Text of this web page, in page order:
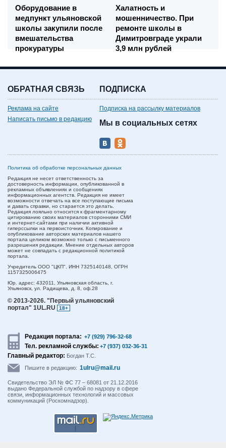
Оборудование в
медпункт ульяновской
школы закупили после
вмешательства
прокуратуры
Халатность и
мошенничество. При
ремонте школы в
Димитровграде украли
3,9 млн рублей
ОБРАТНАЯ СВЯЗЬ
Реклама на сайте
Написать письмо в редакцию
ПОДПИСКА
Подписка на рассылку материалов
Мы в социальных сетях
Политика об обработке персональных данных
Редакция не несет ответственность за
достоверность информации, опубликованной в
рекламных объявлениях и сообщениях
информационных агентств. Редакция не имеет
возможности отвечать на все поступающие письма
и давать справки, но старается это делать.
Редакция лояльно относится к фрагментарному
цитированию своих материалов сторонними СМИ
и интернет-сайтами при наличии активной
гиперссылки на первоисточник. Копирование и
опубликование авторских материалов нашего
портала целиком возможно только с письменного
разрешения редакции. Мнение отдельных авторов
может не совпадать с редакционной политикой
портала.
Учредитель ООО "ЦКП". ИНН 7325140148, ОГРН
1157325006475
Юр. адрес: 432011, Ульяновская область, г.
Ульяновск, ул. Радищева, д. 8, оф.28
© 2013-2026. "Первый ульяновский
портал" 1UL.RU
18+
Редакция портала: +7 (929) 796-32-68
Тел. рекламной службы: +7 (937) 032-36-31
Главный редактор: Богдан Т.С.
Пишите в редакцию: 1ulru@mail.ru
Свидетельство ЭЛ № ФС 77 – 68081 от 21.12.2016
выдано Федеральной службой по надзору в сфере
связи, информационных технологий и массовых
коммуникаций (Роскомнадзор).